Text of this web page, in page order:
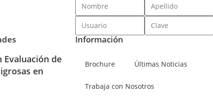
Evaluación de
en
Información
Brochure Últimas Noticias
Trabaja con Nosotros